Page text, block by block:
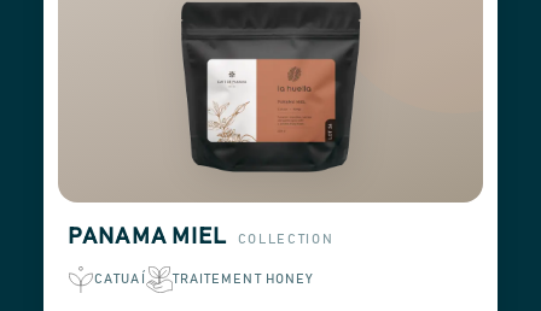
PANAMA MIEL COLLECTION
CATUAÍ TRAITEMENT HONEY